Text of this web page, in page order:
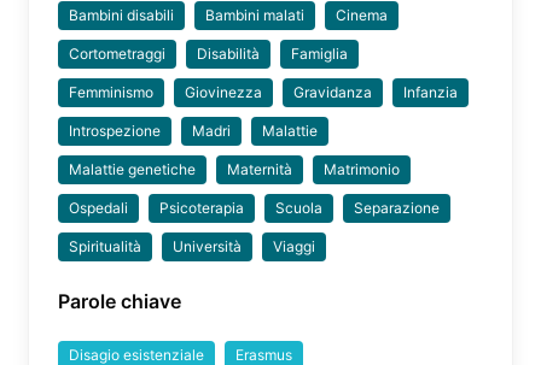
Bambini disabili Bambini malati Cinema
Cortometraggi Disabilità Famiglia
Femminismo Giovinezza Gravidanza Infanzia
Introspezione Madri Malattie
Malattie genetiche Maternità Matrimonio
Ospedali Psicoterapia Scuola Separazione
Spiritualità Università Viaggi
Parole chiave
Disagio esistenziale Erasmus